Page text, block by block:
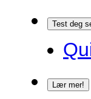
Test deg
Lær mer!